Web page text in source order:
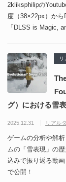
2kliksphilipの
度（38×22px）か
「DLSS is Magic,
リ
グ）における雪
2025.12.31 リアル
ゲームの分析や解
ムの「雪表現」の
込みで振り返る動
で公開！